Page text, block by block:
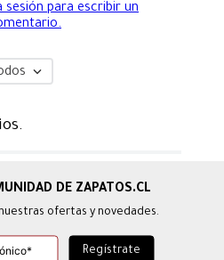
sesión para escribir un
ofertas y novedades.